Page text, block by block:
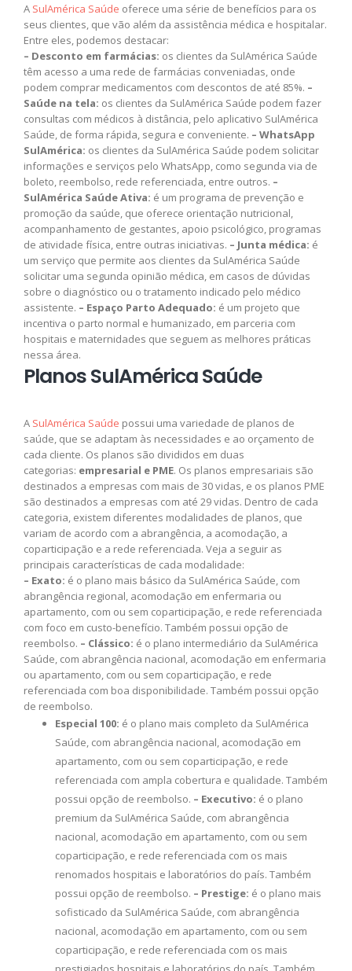
A SulAmérica Saúde oferece uma série de benefícios para os
seus clientes, que vão além da assistência médica e hospitalar.
Entre eles, podemos destacar:
– Desconto em farmácias: os clientes da SulAmérica Saúde
têm acesso a uma rede de farmácias conveniadas, onde
podem comprar medicamentos com descontos de até 85%. –
Saúde na tela: os clientes da SulAmérica Saúde podem fazer
consultas com médicos à distância, pelo aplicativo SulAmérica
Saúde, de forma rápida, segura e conveniente. – WhatsApp
SulAmérica: os clientes da SulAmérica Saúde podem solicitar
informações e serviços pelo WhatsApp, como segunda via de
boleto, reembolso, rede referenciada, entre outros. –
SulAmérica Saúde Ativa: é um programa de prevenção e
promoção da saúde, que oferece orientação nutricional,
acompanhamento de gestantes, apoio psicológico, programas
de atividade física, entre outras iniciativas. – Junta médica: é
um serviço que permite aos clientes da SulAmérica Saúde
solicitar uma segunda opinião médica, em casos de dúvidas
sobre o diagnóstico ou o tratamento indicado pelo médico
assistente. – Espaço Parto Adequado: é um projeto que
incentiva o parto normal e humanizado, em parceria com
hospitais e maternidades que seguem as melhores práticas
nessa área.
Planos SulAmérica Saúde
A SulAmérica Saúde possui uma variedade de planos de
saúde, que se adaptam às necessidades e ao orçamento de
cada cliente. Os planos são divididos em duas
categorias: empresarial e PME. Os planos empresariais são
destinados a empresas com mais de 30 vidas, e os planos PME
são destinados a empresas com até 29 vidas. Dentro de cada
categoria, existem diferentes modalidades de planos, que
variam de acordo com a abrangência, a acomodação, a
coparticipação e a rede referenciada. Veja a seguir as
principais características de cada modalidade:
– Exato: é o plano mais básico da SulAmérica Saúde, com
abrangência regional, acomodação em enfermaria ou
apartamento, com ou sem coparticipação, e rede referenciada
com foco em custo-benefício. Também possui opção de
reembolso. – Clássico: é o plano intermediário da SulAmérica
Saúde, com abrangência nacional, acomodação em enfermaria
ou apartamento, com ou sem coparticipação, e rede
referenciada com boa disponibilidade. Também possui opção
de reembolso.
Especial 100: é o plano mais completo da SulAmérica
Saúde, com abrangência nacional, acomodação em
apartamento, com ou sem coparticipação, e rede
referenciada com ampla cobertura e qualidade. Também
possui opção de reembolso. – Executivo: é o plano
premium da SulAmérica Saúde, com abrangência
nacional, acomodação em apartamento, com ou sem
coparticipação, e rede referenciada com os mais
renomados hospitais e laboratórios do país. Também
possui opção de reembolso. – Prestige: é o plano mais
sofisticado da SulAmérica Saúde, com abrangência
nacional, acomodação em apartamento, com ou sem
coparticipação, e rede referenciada com os mais